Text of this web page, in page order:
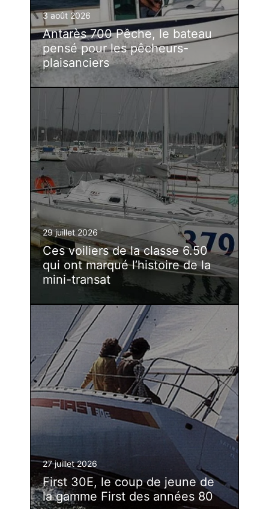
3 août 2026
Antarès 700 Pêche, le bateau
pensé pour les pêcheurs-
plaisanciers
29 juillet 2026
Ces voiliers de la classe 6.50
qui ont marqué l’histoire de la
mini-transat
27 juillet 2026
First 30E, le coup de jeune de
la gamme First des années 80